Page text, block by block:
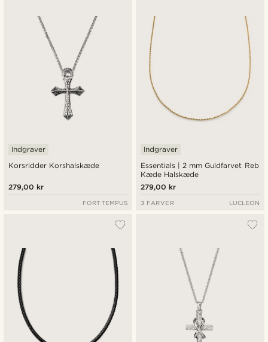
Korsridder Korshalskæde
Indgraver
279,00 kr
FORT TEMPUS
Essentials | 2 mm Guldfarvet Reb
Kæde Halskæde
Indgraver
279,00 kr
3 FARVER LUCLEON